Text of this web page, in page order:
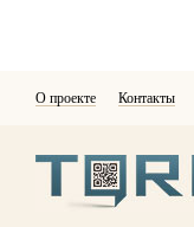
О проекте Контакты